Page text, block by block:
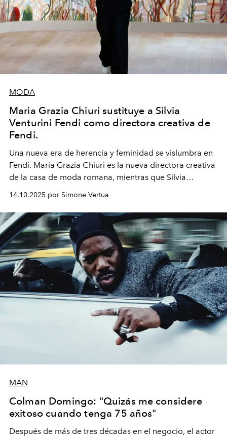
MODA
Maria Grazia Chiuri sustituye a Silvia
Venturini Fendi como directora creativa de
Fendi.
Una nueva era de herencia y feminidad se vislumbra en
Fendi. Maria Grazia Chiuri es la nueva directora creativa
de la casa de moda romana, mientras que Silvia
14.10.2025 por Simone Vertua
MAN
Colman Domingo: "Quizás me considere
exitoso cuando tenga 75 años"
Después de más de tres décadas en el negocio, el actor